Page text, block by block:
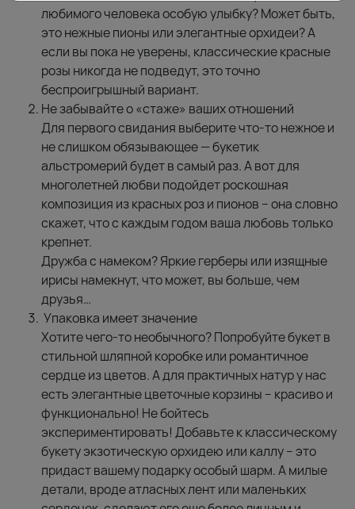
любимого человека особую улыбку? Может быть,
это нежные пионы или элегантные орхидеи? А
если вы пока не уверены, классические красные
розы никогда не подведут, это точно
беспроигрышный вариант.
Не забывайте о «стаже» ваших отношений
Для первого свидания выберите что-то нежное и
не слишком обязывающее — букетик
альстромерий будет в самый раз. А вот для
многолетней любви подойдет роскошная
композиция из красных роз и пионов – она словно
скажет, что с каждым годом ваша любовь только
крепнет.
Дружба с намеком? Яркие герберы или изящные
ирисы намекнут, что может, вы больше, чем
друзья…
Упаковка имеет значение
Хотите чего-то необычного? Попробуйте букет в
стильной шляпной коробке или романтичное
сердце из цветов. А для практичных натур у нас
есть элегантные цветочные корзины – красиво и
функционально! Не бойтесь
экспериментировать! Добавьте к классическому
букету экзотическую орхидею или каллу – это
придаст вашему подарку особый шарм. А милые
детали, вроде атласных лент или маленьких